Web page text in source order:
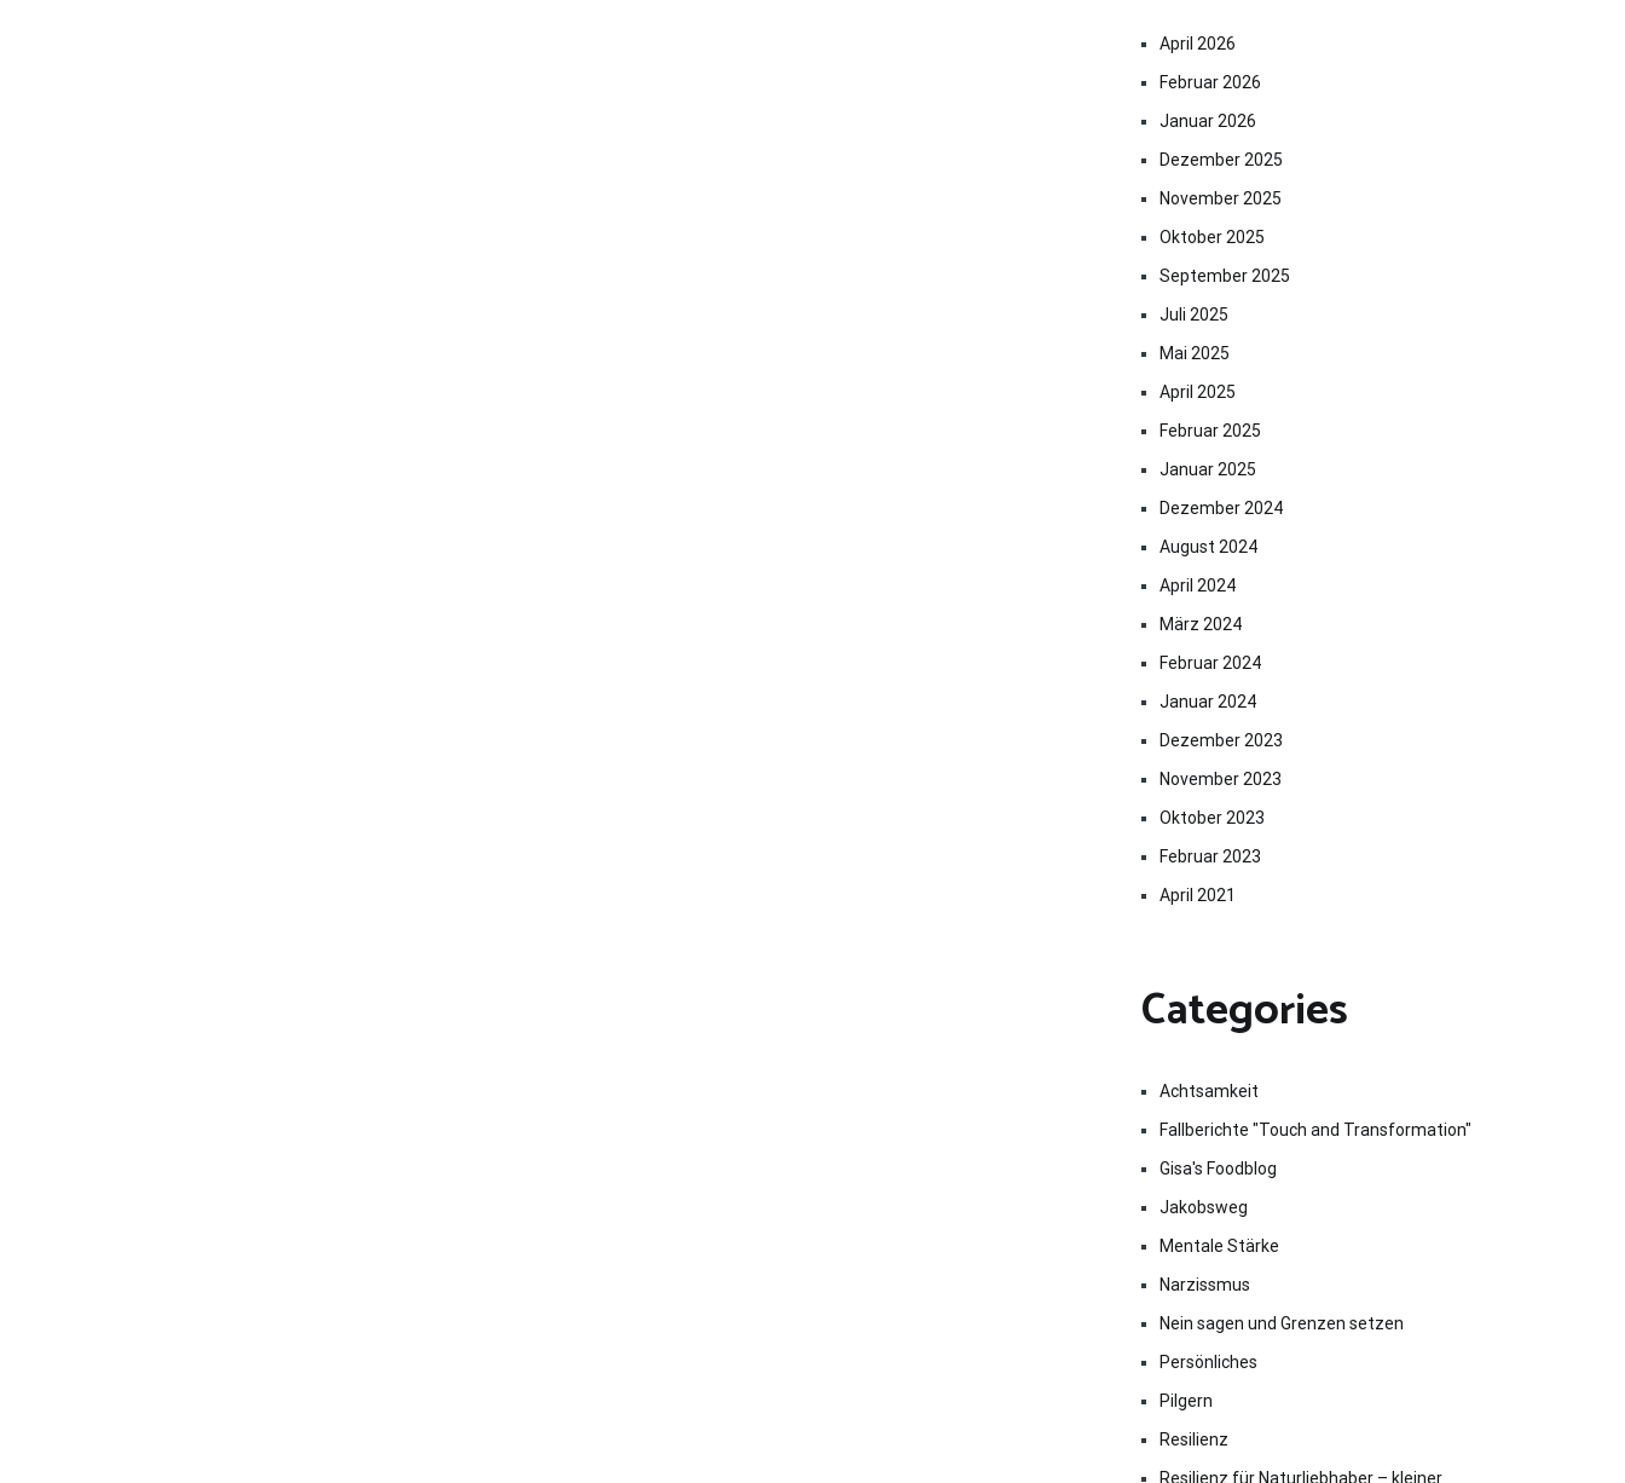
April 2026
Februar 2026
Januar 2026
Dezember 2025
November 2025
Oktober 2025
September 2025
Juli 2025
Mai 2025
April 2025
Februar 2025
Januar 2025
Dezember 2024
August 2024
April 2024
März 2024
Februar 2024
Januar 2024
Dezember 2023
November 2023
Oktober 2023
Februar 2023
April 2021
Categories
Achtsamkeit
Fallberichte "Touch and Transformation"
Gisa's Foodblog
Jakobsweg
Mentale Stärke
Narzissmus
Nein sagen und Grenzen setzen
Persönliches
Pilgern
Resilienz
Resilienz für Naturliebhaber – kleiner